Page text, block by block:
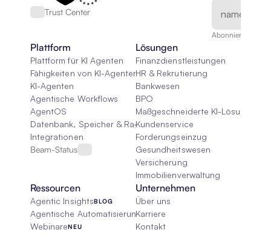
Trust Center
Abonnieren Sie
Plattform
Plattform für KI Agenten
Fähigkeiten von KI-Agenten
KI-Agenten
Agentische Workflows
AgentOS
Datenbank, Speicher & Rag
Integrationen
Beam-Status
Lösungen
Finanzdienstleistungen
HR & Rekrutierung
Bankwesen
BPO
Maßgeschneiderte KI-Lösungen
Kundenservice
Forderungseinzug
Gesundheitswesen
Versicherung
Immobilienverwaltung
Ressourcen
Agentic InsightsBLOG
Agentische Automatisierung 101
WebinareNEU
Unternehmen
Über uns
Karriere
Kontakt